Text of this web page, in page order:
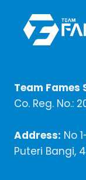
Team Fames
Co. Reg. No.:
Address: No
Puteri Bangi,